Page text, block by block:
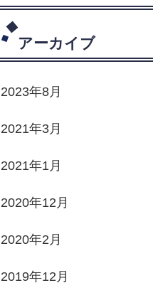
アーカイブ
2023年8月
2021年3月
2021年1月
2020年12月
2020年2月
2019年12月